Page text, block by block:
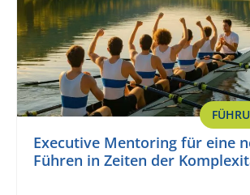
Executive Mentoring für eine
Führen in Zeiten der